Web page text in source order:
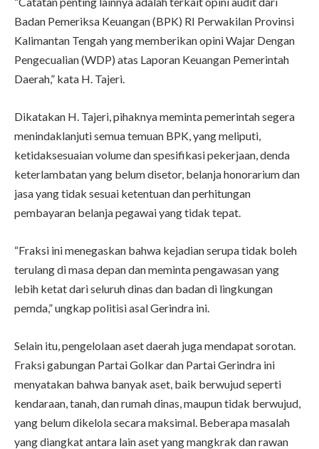
Badan Pemeriksa Keuangan (BPK) RI Perwakilan Provinsi
Kalimantan Tengah yang memberikan opini Wajar Dengan
Pengecualian (WDP) atas Laporan Keuangan Pemerintah
Daerah,” kata H. Tajeri.
Dikatakan H. Tajeri, pihaknya meminta pemerintah segera
menindaklanjuti semua temuan BPK, yang meliputi,
ketidaksesuaian volume dan spesifikasi pekerjaan, denda
keterlambatan yang belum disetor, belanja honorarium dan
jasa yang tidak sesuai ketentuan dan perhitungan
pembayaran belanja pegawai yang tidak tepat.
“Fraksi ini menegaskan bahwa kejadian serupa tidak boleh
terulang di masa depan dan meminta pengawasan yang
lebih ketat dari seluruh dinas dan badan di lingkungan
pemda,” ungkap politisi asal Gerindra ini.
Selain itu, pengelolaan aset daerah juga mendapat sorotan.
Fraksi gabungan Partai Golkar dan Partai Gerindra ini
menyatakan bahwa banyak aset, baik berwujud seperti
kendaraan, tanah, dan rumah dinas, maupun tidak berwujud,
yang belum dikelola secara maksimal. Beberapa masalah
yang diangkat antara lain aset yang mangkrak dan rawan